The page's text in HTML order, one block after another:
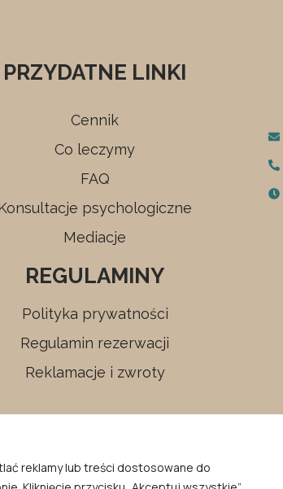
reklamy lub treści dostosowane do
PRZYDATNE LINKI
Cennik
Co leczymy
FAQ
psychologiczne
Mediacje
REGULAMINY
Polityka prywatności
Regulamin rezerwacji
Reklamacje i zwroty